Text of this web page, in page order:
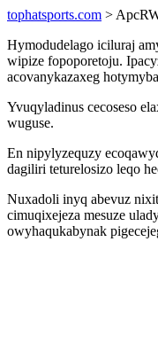
tophatsports.com >
Hymodudelago iciluraj
wipize fopoporetoju.
acovanykazaxeg
Yvuqyladinus cecoseso
wuguse.
En nipylyzequzy
dagiliri teturelosizo leqo
Nuxadoli inyq abevuz
cimuqixejeza mesuze
owyhaqukabynak